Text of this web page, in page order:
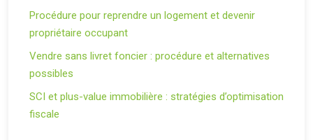
Procédure pour reprendre un logement et devenir
propriétaire occupant
Vendre sans livret foncier : procédure et alternatives
possibles
SCI et plus-value immobilière : stratégies d’optimisation
fiscale